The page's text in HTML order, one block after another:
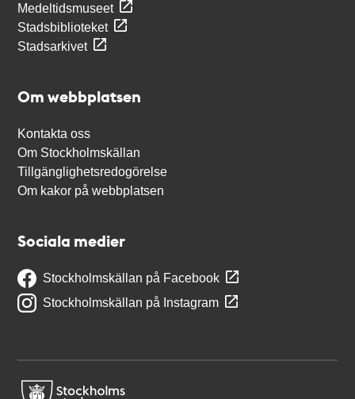
Medeltidsmuseet
Stadsbiblioteket
Stadsarkivet
Om webbplatsen
Kontakta oss
Om Stockholmskällan
Tillgänglighetsredogörelse
Om kakor på webbplatsen
Sociala medier
Stockholmskällan på Facebook
Stockholmskällan på Instagram